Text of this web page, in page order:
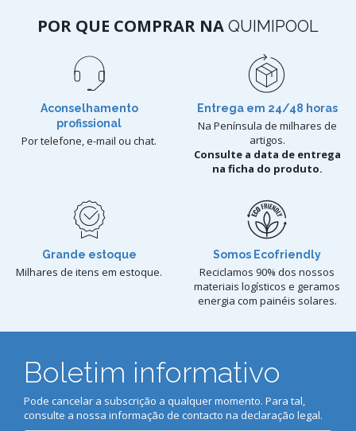
POR QUE COMPRAR NA QUIMIPOOL
Aconselhamento
profissional
Por telefone, e-mail ou chat.
Entrega em 24/48 horas
Na Península de milhares de
artigos.
Consulte a data de entrega
na ficha do produto.
Grande estoque
Milhares de itens em estoque.
Somos Ecofriendly
Reciclamos 90% dos nossos
materiais logísticos e geramos
energia com painéis solares.
Boletim informativo
Pode cancelar a subscrição a qualquer momento. Para tal,
consulte a nossa informação de contacto na declaração legal.